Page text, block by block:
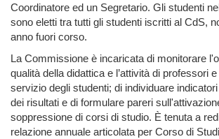
Coordinatore ed un Segretario. Gli studenti
sono eletti tra tutti gli studenti iscritti al CdS,
anno fuori corso.
La Commissione è incaricata di monitorare
qualità della didattica e l’attività di professori
servizio degli studenti; di individuare
dei risultati e di formulare pareri
soppressione di corsi di studio. È tenuta a
relazione annuale articolata per Corso di